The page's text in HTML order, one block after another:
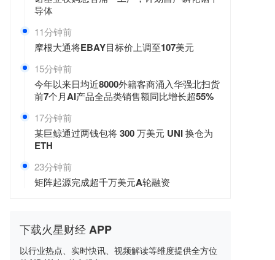
导体
11分钟前
摩根大通将EBAY目标价上调至107美元
15分钟前
今年以来日均近8000外籍客商涌入华强北扫货
前7个月AI产品全品类销售额同比增长超55%
17分钟前
某巨鲸通过两钱包将 300 万美元 UNI 换仓为
ETH
23分钟前
矩阵起源完成超千万美元A轮融资
下载火星财经 APP
以行业热点、实时快讯、视频解读等维度提供全方位